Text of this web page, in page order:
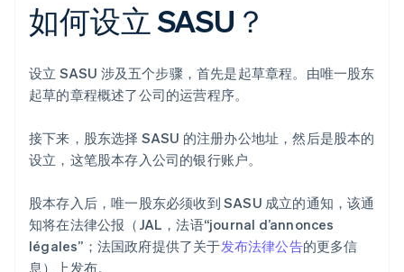
如何设立 SASU？
设立 SASU 涉及五个步骤，首先是起草章程。由唯一股东
起草的章程概述了公司的运营程序。
接下来，股东选择 SASU 的注册办公地址，然后是股本的
设立，这笔股本存入公司的银行账户。
股本存入后，唯一股东必须收到 SASU 成立的通知，该通
知将在法律公报（JAL，法语“journal d’annonces
légales”；法国政府提供了关于发布法律公告的更多信
息）上发布。